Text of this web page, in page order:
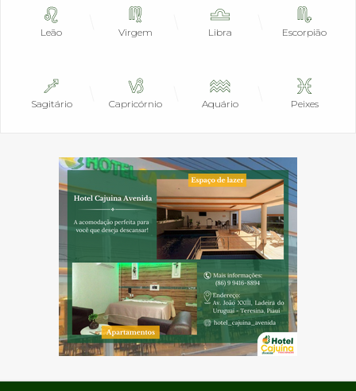
Leão Virgem Libra Escorpião
Sagitário Capricórnio Aquário Peixes